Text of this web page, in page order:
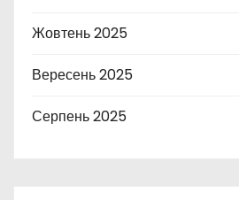
Жовтень 2025
Вересень 2025
Серпень 2025